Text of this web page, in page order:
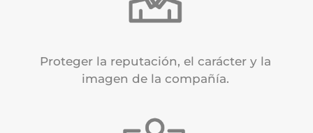
Proteger la reputación, el carácter y la
imagen de la compañía.